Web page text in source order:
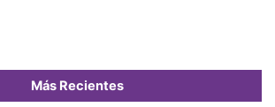
Más Recientes